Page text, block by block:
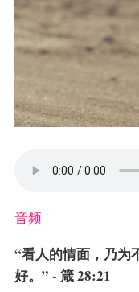
音频
“看人的情面，乃为
好。” - 箴 28:21